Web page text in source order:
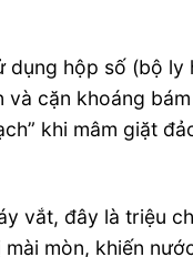
dụng hộp số (bộ
và cặn khoáng
khi mâm giặt
vắt, đây là triệu
mòn, khiến